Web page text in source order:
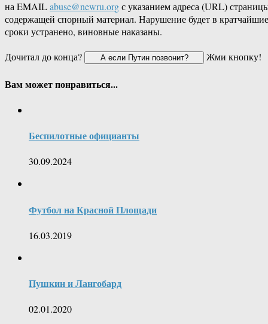
на EMAILabuse@newru.orgс указанием адреса (URL)
содержащей спорный материал. Нарушение будет в кратчайшие
сроки устранено, виновные наказаны.
Дочитал до конца?
Жми кнопку!
Вам может понравиться...
Беспилотные официанты
30.09.2024
Футбол на Красной Площади
16.03.2019
Пушкин и Лангобард
02.01.2020